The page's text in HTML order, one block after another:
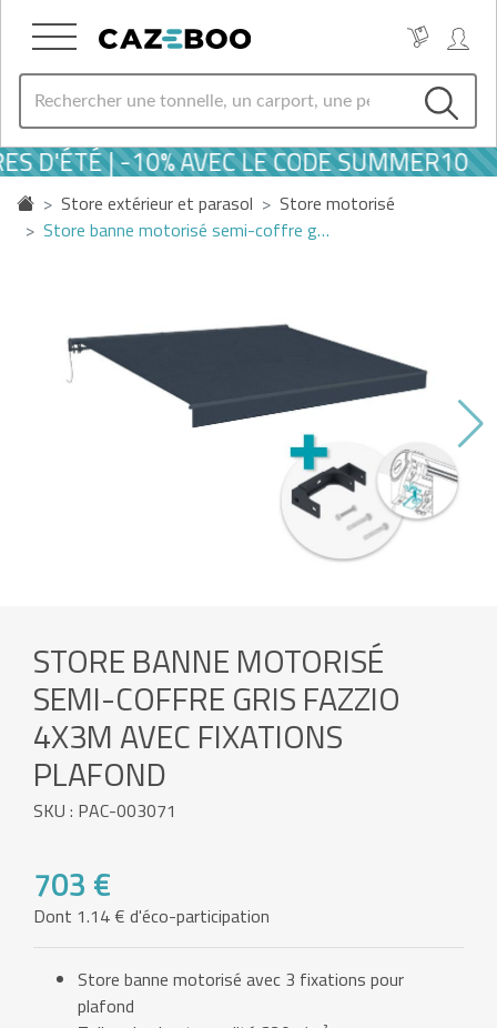
D'ÉTÉ | -10% AVEC LE CODE SUMMER10
Store extérieur et parasol
Store motorisé
Store banne motorisé semi-coffre g…
STORE BANNE MOTORISÉ
SEMI-COFFRE GRIS FAZZIO
4X3M AVEC FIXATIONS
PLAFOND
SKU : PAC-003071
703 €
Dont 1.14 € d'éco-participation
Store banne motorisé avec 3 fixations pour
plafond